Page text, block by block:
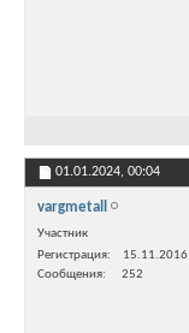
01.01.2024, 00:04
vargmetall
Участник
Регистрация
15.11.2016
Сообщения
252